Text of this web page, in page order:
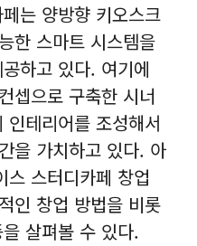
는 양방향 키오스크
한 스마트 시스템을
하고 있다. 여기에
셉으로 구축한 시너
인테리어를 조성해서
을 가치하고 있다. 아
스 스터디카페 창업
인 창업 방법을 비롯
살펴볼 수 있다.